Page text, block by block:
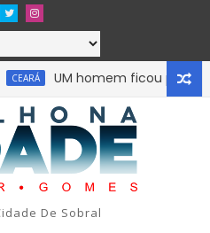
UM homem ficou preso às
De Sobral